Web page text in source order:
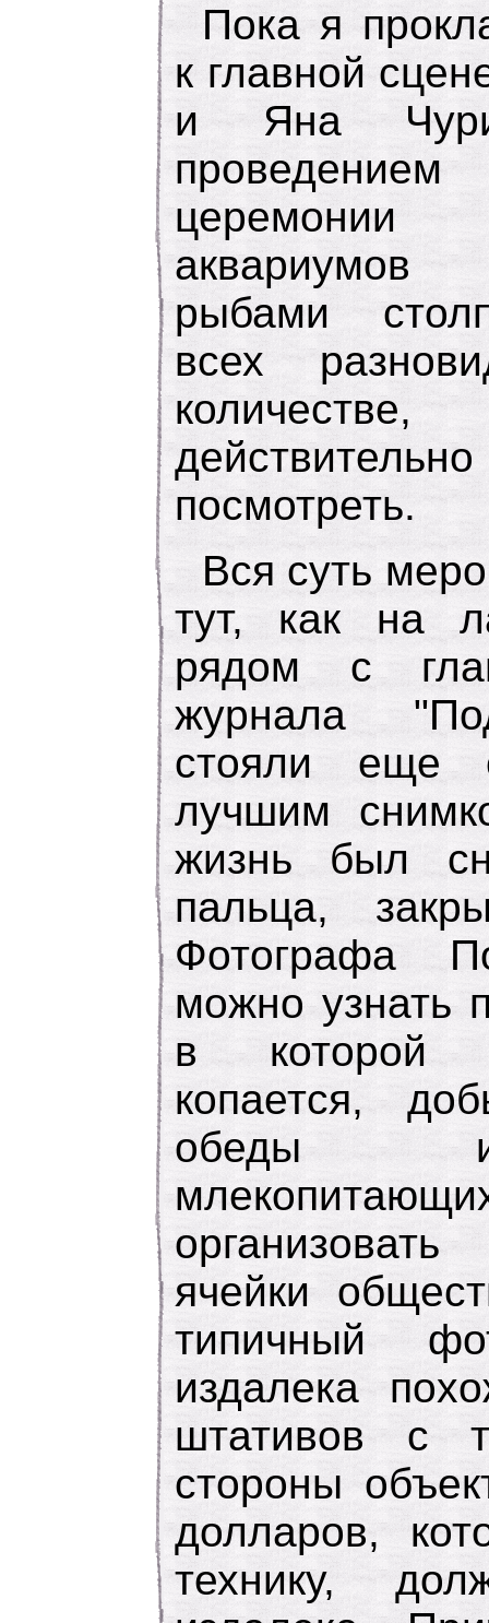
Пока я
к главной
и Яна
церемонии
рыбами
всех
посмотреть.
Вся суть
тут, как на
рядом с
журнала
стояли еще
лучшим
жизнь был
пальца,
Фотографа
можно узнать
в которой
копается,
обеды и
ячейки
типичный
издалека
штативов с
стороны
долларов,
технику,